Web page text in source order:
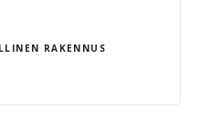
RAKENNUS